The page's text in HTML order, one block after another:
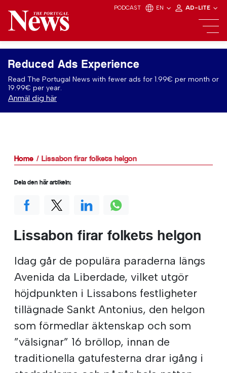
PODCAST EN AD-LITE
Reduced Ads Experience
Read The Portugal News with fewer ads for 1.99€ per month or
19.99€ per year.
Anmäl dig här
Home Lissabon firar folkets helgon
Lissabon firar folkets helgon
Idag går de populära paraderna längs
Avenida da Liberdade, vilket utgör
höjdpunkten i Lissabons festligheter
tillägnade Sankt Antonius, den helgon
som förmedlar äktenskap och som
”välsignar” 16 bröllop, innan de
traditionella gatufesterna drar igång i
Dela den här artikeln: